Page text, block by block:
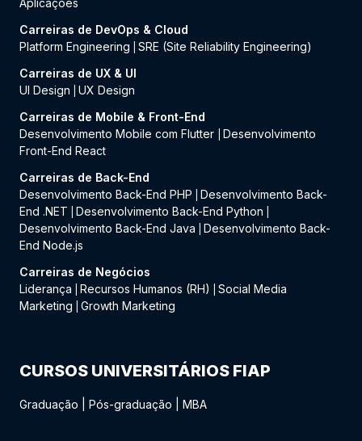
Aplicações
Carreiras de DevOps & Cloud
Platform Engineering
SRE (Site Reliability Engineering)
Carreiras de UX & UI
UI Design
UX Design
Carreiras de Mobile & Front-End
Desenvolvimento Mobile com Flutter
Desenvolvimento
Front-End React
Carreiras de Back-End
Desenvolvimento Back-End PHP
Desenvolvimento Back-
End .NET
Desenvolvimento Back-End Python
Desenvolvimento Back-End Java
Desenvolvimento Back-
End Node.js
Carreiras de Negócios
Liderança
Recursos Humanos (RH)
Social Media
Marketing
Growth Marketing
CURSOS UNIVERSITÁRIOS FIAP
Graduação Pós-graduação MBA